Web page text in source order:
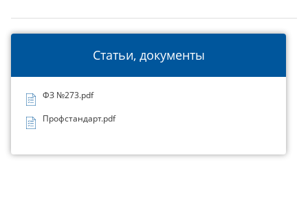
Статьи, документы
ФЗ №273.pdf
Профстандарт.pdf